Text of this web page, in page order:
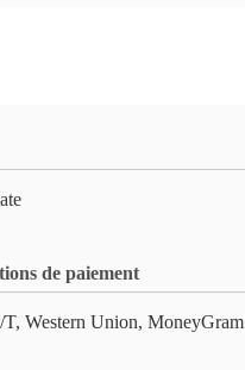
de paiement
Western Union, MoneyGram